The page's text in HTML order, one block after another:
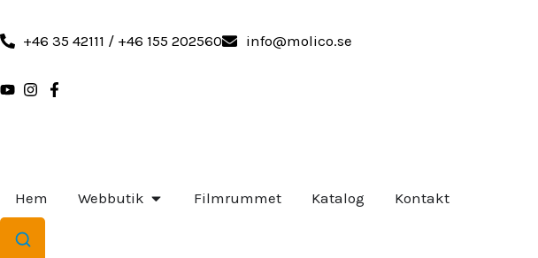
till +46 35 42111 / +46 155 202560 info@molico.se
Hem Webbutik ÖPPNA WEBBUTIK
Filmrummet Katalog Kontakt